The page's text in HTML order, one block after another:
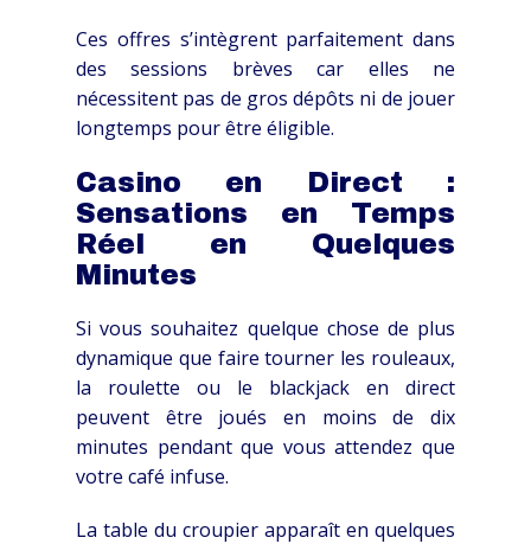
Ces offres s’intègrent parfaitement dans
des sessions brèves car elles ne
nécessitent pas de gros dépôts ni de jouer
longtemps pour être éligible.
Casino en Direct :
Sensations en Temps
Réel en Quelques
Minutes
Si vous souhaitez quelque chose de plus
dynamique que faire tourner les rouleaux,
la roulette ou le blackjack en direct
peuvent être joués en moins de dix
minutes pendant que vous attendez que
votre café infuse.
La table du croupier apparaît en quelques